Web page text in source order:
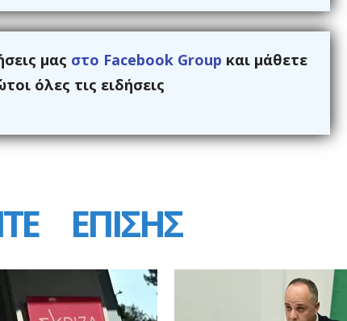
μας στο Facebook Group και μάθετε
όλες τις ειδήσεις
ΕΠΙΣΗΣ